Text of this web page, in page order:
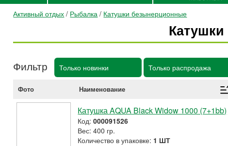
Активный отдых / Рыбалка / Катушки безынерционные
Фильтр Только новинки Только распродажа
Фото Наименование
Катушка AQUA Black Widow 1000 (7+1bb)
Код:000091526
Вес: 400 гр.
Количество в упаковке: 1 ШТ